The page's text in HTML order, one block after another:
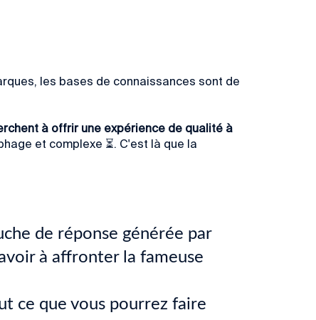
les bases de connaissances sont de
à offrir une expérience de qualité à
et complexe ⏳. C'est là que la
de réponse générée par
à affronter la fameuse
ce que vous pourrez faire